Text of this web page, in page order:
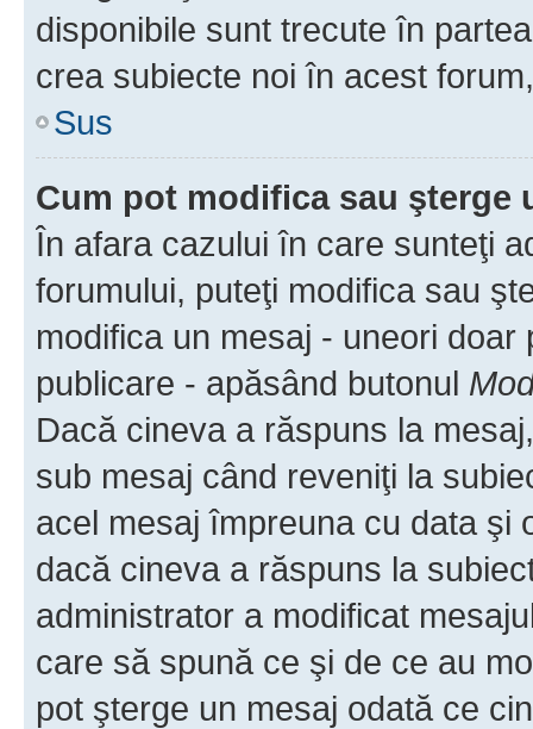
disponibile sunt trecute în
crea subiecte noi în acest
Sus
Cum pot modifica sau şterge
În afara cazului în care sunteţi
forumului, puteţi modifica sau
modifica un mesaj - uneori
publicare - apăsând butonul
Dacă cineva a răspuns la
sub mesaj când reveniţi la
acel mesaj împreuna cu data şi
dacă cineva a răspuns la
administrator a modificat
care să spună ce şi de ce au
pot şterge un mesaj odată ce